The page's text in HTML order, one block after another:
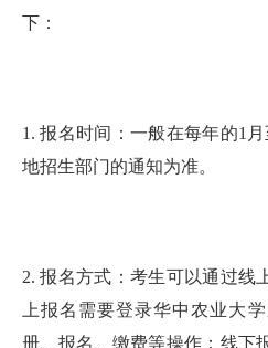
下：
1. 报名时间：一般在每年的1
地招生部门的通知为准。
2. 报名方式：考生可以通过线
上报名需要登录华中农业大
册、报名、缴费等操作；线下